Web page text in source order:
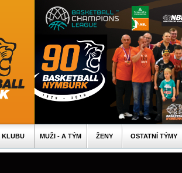
KLUBU MUŽI - A TÝM ŽENY OSTATNÍ TÝMY